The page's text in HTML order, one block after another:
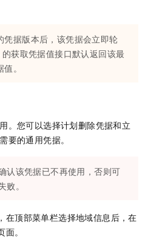
凭据版本后，该凭据会立即轮
的获取凭据值接口默认返回该最
。
。您可以选择计划删除凭据和立
要的通用凭据。
认该凭据已不再使用，否则可
败。
，在顶部菜单栏选择地域信息后，在
面。